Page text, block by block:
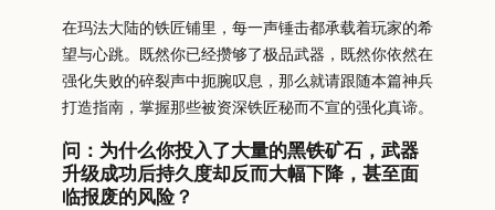
在玛法大陆的铁匠铺里，每一声锤击都承载着玩家的希
望与心跳。既然你已经攒够了极品武器，既然你依然在
强化失败的碎裂声中扼腕叹息，那么就请跟随本篇神兵
打造指南，掌握那些被资深铁匠秘而不宣的强化真谛。
问：为什么你投入了大量的黑铁矿石，武器
升级成功后持久度却反而大幅下降，甚至面
临报废的风险？